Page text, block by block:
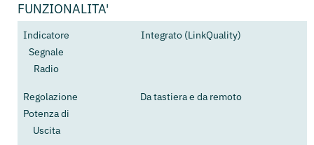
FUNZIONALITA'
Indicatore
Segnale
Radio
Integrato (LinkQuality)
Regolazione
Potenza di
Uscita
Da tastiera e da remoto